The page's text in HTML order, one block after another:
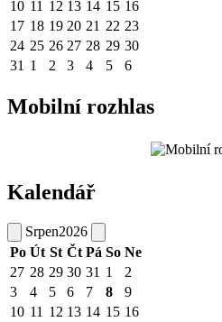
10 11 12 13 14 15 16
17 18 19 20 21 22 23
24 25 26 27 28 29 30
31 1 2 3 4 5 6
Mobilní rozhlas
Kalendář
Srpen2026
Po Út St Čt Pá So Ne
27 28 29 30 31 1
2
3
4 5 6 7 8
9
10 11 12 13 14 15 16